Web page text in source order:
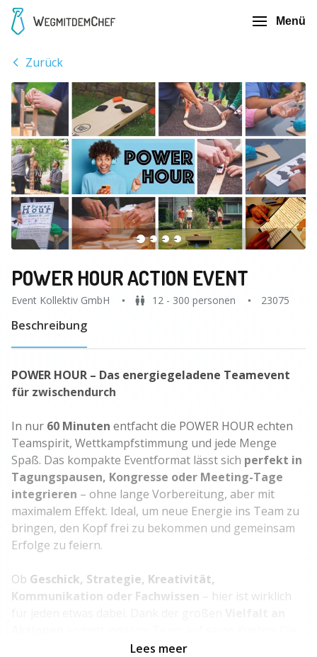
Menü
Zurück
POWER HOUR ACTION EVENT
Event Kollektiv GmbH 12 - 300 personen 23075
Beschreibung
POWER HOUR – Das energiegeladene Teamevent
für zwischendurch
In nur 60 Minuten entfacht die POWER HOUR echten
Teamspirit, Wettkampfstimmung und jede Menge
Spaß. Das kompakte Eventformat lässt sich perfekt in
Tagungspausen, Kongresse oder Meeting-Tage
integrieren – ohne lange Vorbereitung, aber mit
maximalem Effekt. Ideal, um neue Energie ins Team zu
bringen, den Kopf frei zu bekommen und gemeinsam
Erfolge zu feiern.
Ob Geschick, Strategie, Kreativität,
Kommunikation oder Fachwissen – hier ist wirklich
einen brillieren mit Taktik, die anderen mit
Lees meer